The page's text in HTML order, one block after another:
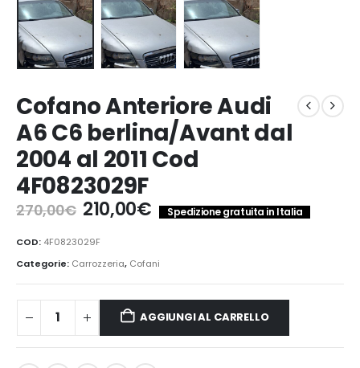
Cofano Anteriore Audi
A6 C6 berlina/Avant dal
2004 al 2011 Cod
4F0823029F
270,00€ Il
prezzo
originale
era:
270,00€.
210,00€Il
prezzo
è:
210,00€.
Spedizione gratuita in Italia
COD: 4F0823029F
Categorie: Carrozzeria, Cofani
AGGIUNGI AL CARRELLO